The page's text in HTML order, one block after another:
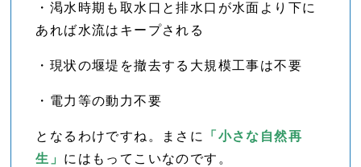
・渇水時期も取水口と排水口が水面より下に
あれば水流はキープされる
・現状の堰堤を撤去する大規模工事は不要
・電力等の動力不要
となるわけですね。まさに
「小さな自然再
生」 にはもってこいなのです。